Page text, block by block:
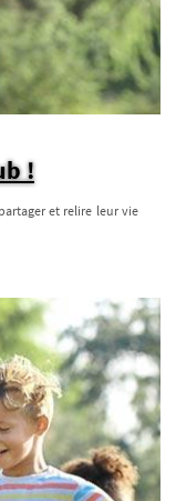
!
et relire leur vie